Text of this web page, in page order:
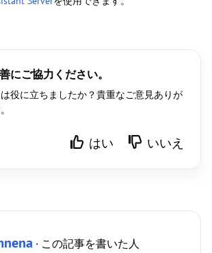
にご協力ください。
役に立ちましたか？貴重なご意見ありが
はい いいえ
· この記事を書いた人